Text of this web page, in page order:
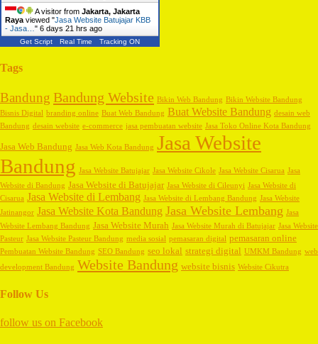
A visitor from Jakarta, Jakarta
Raya viewed "Jasa Website Batujajar KBB
- Jasa… " 6 days 21 hrs ago
Get Script Real Time Tracking ON
Tags
Bandung Bandung Website Bikin Web Bandung Bikin Website Bandung
Bisnis Digital branding online Buat Web Bandung Buat Website Bandung desain web
Bandung desain website e-commerce jasa pembuatan website Jasa Toko Online Kota Bandung
Jasa Web Bandung Jasa Web Kota Bandung Jasa Website
Bandung Jasa Website Batujajar Jasa Website Cikole Jasa Website Cisarua Jasa
Website di Bandung Jasa Website di Batujajar Jasa Website di Cileunyi Jasa Website di
Cisarua Jasa Website di Lembang Jasa Website di Lembang Bandung Jasa Website
Jatinangor Jasa Website Kota Bandung Jasa Website Lembang Jasa
Website Lembang Bandung Jasa Website Murah Jasa Website Murah di Batujajar Jasa Website
Pasteur Jasa Website Pasteur Bandung media sosial pemasaran digital pemasaran online
Pembuatan Website Bandung SEO Bandung seo lokal strategi digital UMKM Bandung web
development Bandung Website Bandung website bisnis Website Cikutra
Follow Us
follow us on Facebook